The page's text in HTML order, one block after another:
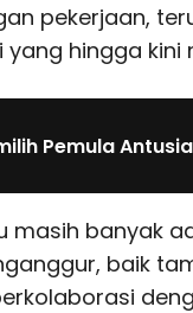
pekerjaan,
hingga kini
Pemula
masih banyak
baik